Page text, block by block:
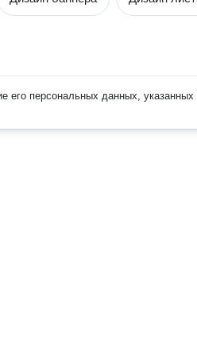
его персональных данных, указанных